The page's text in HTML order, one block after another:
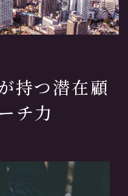
持つ潜在顧
チ力